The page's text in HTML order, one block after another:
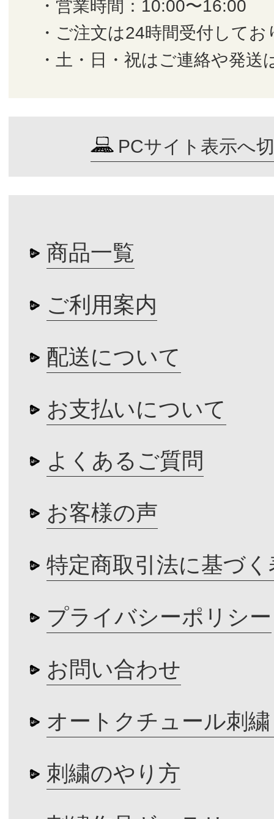
・営業時間：10:00〜16:00
・ご注文は24時間受付してお
・土・日・祝はご連絡や発送
PCサイト表示へ
商品一覧
ご利用案内
配送について
お支払いについて
よくあるご質問
お客様の声
特定商取引法に基づく
プライバシーポリシー
お問い合わせ
オートクチュール刺
刺繍のやり方